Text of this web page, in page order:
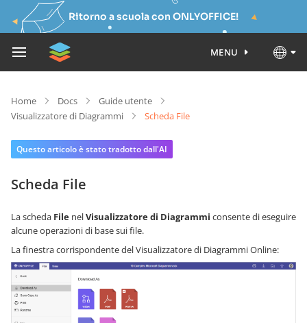
Ritorno a scuola con ONLYOFFICE!
MENU
Home Docs
Guide utente
Visualizzatore di Diagrammi
Scheda File
Questo articolo è stato tradotto dall'AI
Scheda File
La scheda File nelVisualizzatore di Diagrammi consente di eseguire
alcune operazioni di base sui file.
La finestra corrispondente del Visualizzatore di Diagrammi Online: